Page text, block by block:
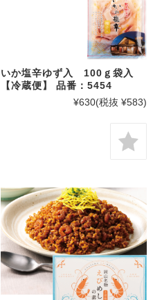
いか塩辛ゆず入 100ｇ袋入
【冷蔵便】 品番：5454
¥630(税抜 ¥583)